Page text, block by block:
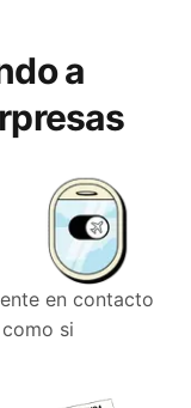
a
en contacto
si